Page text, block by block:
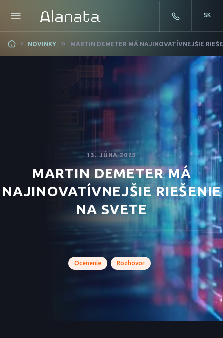
SK
NOVINKY MARTIN DEMETER MÁ NAJINOVATÍVNEJŠIE
13. JÚNA 2023
MARTIN DEMETER MÁ
NAJINOVATÍVNEJŠIE RIEŠENIE
NA SVETE
Ocenenie Rozhovor